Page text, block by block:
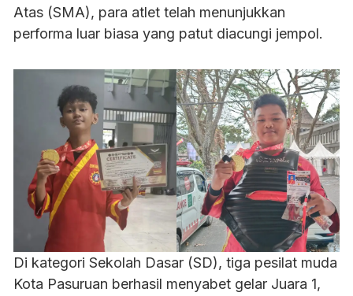
Atas (SMA), para atlet telah menunjukkan
performa luar biasa yang patut diacungi jempol.
Di kategori Sekolah Dasar (SD), tiga pesilat muda
Kota Pasuruan berhasil menyabet gelar Juara 1,